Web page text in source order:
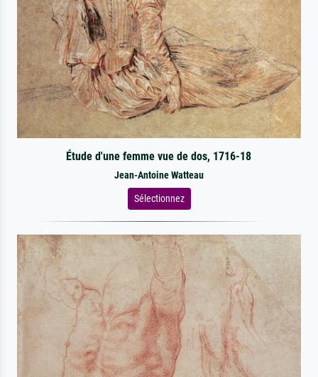
Étude d'une femme vue de dos, 1716-18
Jean-Antoine Watteau
Sélectionnez